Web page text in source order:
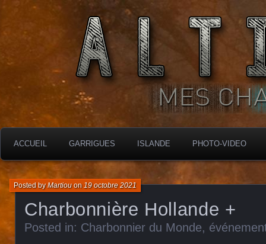
ALTIMARA
MES CHARBONNIÈRES
ACCUEIL GARRIGUES ISLANDE PHOTO-VIDEO
Charbonnière Hollande +
Posted byMartiouon19 octobre 2021
Posted in: Charbonnier du Monde,